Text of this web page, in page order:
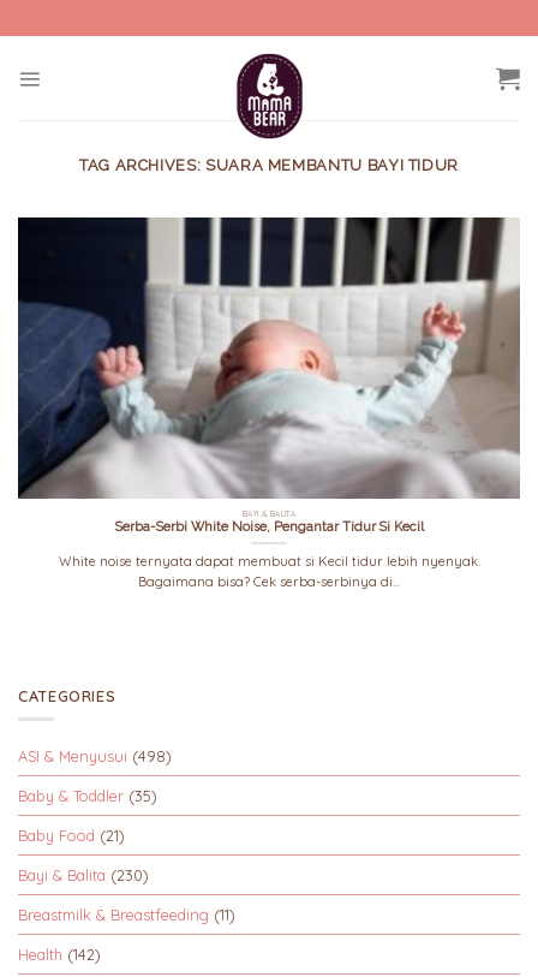
to
TAG ARCHIVES: SUARA MEMBANTU BAYI TIDUR
BAYI & BALITA
Serba-Serbi White Noise, Pengantar Tidur Si Kecil
White noise ternyata dapat membuat si Kecil tidur lebih nyenyak.
Bagaimana bisa? Cek serba-serbinya di...
CATEGORIES
ASI & Menyusui (498)
Baby & Toddler (35)
Baby Food (21)
Bayi & Balita (230)
Breastmilk & Breastfeeding (11)
Health (142)